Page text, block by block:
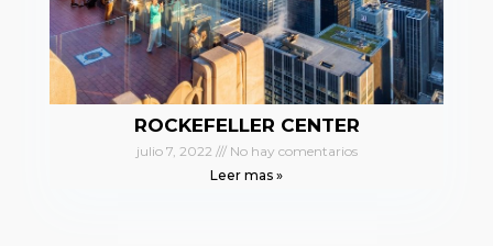
ROCKEFELLER CENTER
julio 7, 2022
No hay comentarios
Leer mas »